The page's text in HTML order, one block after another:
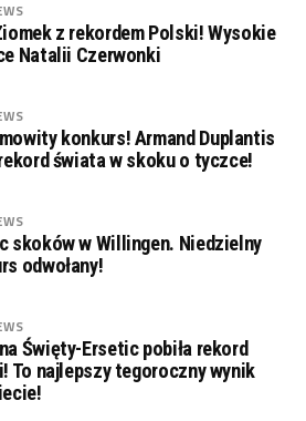
z rekordem Polski! Wysokie
Natalii Czerwonki
konkurs! Armand Duplantis
świata w skoku o tyczce!
skoków w Willingen. Niedzielny
odwołany!
Święty-Ersetic pobiła rekord
To najlepszy tegoroczny wynik